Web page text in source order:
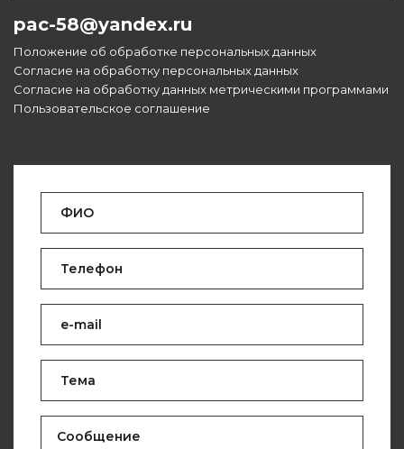
pac-58@yandex.ru
Положение об обработке персональных данных
Согласие на обработку персональных данных
Согласие на обработку данных метрическими программами
Пользовательское соглашение